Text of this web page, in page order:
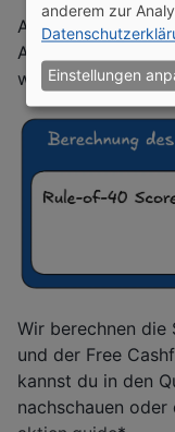
Als Beispiel
Atlassian Aktie
wie folgt aus:
Wir berechnen die
und der Free
kannst du in den
nachschauen
anderem zur
Einstellungen